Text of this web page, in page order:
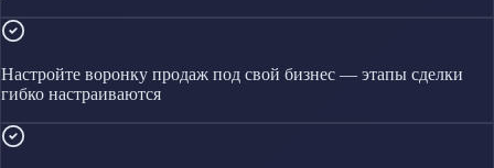
Настройте воронку продаж под свой бизнес — этапы сделки
гибко настраиваются